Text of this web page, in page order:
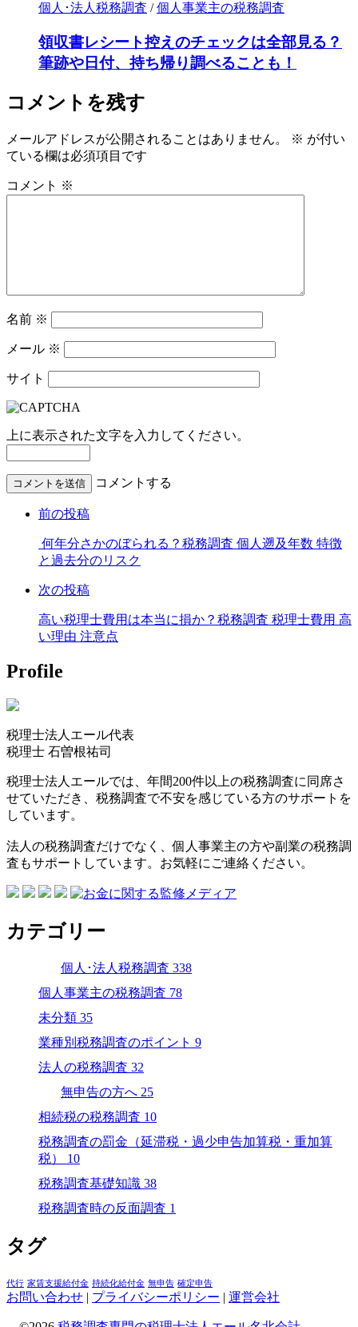
個人･法人税務調査 /個人事業主の税務調査
領収書レシート控えのチェックは全部見る？
筆跡や日付、持ち帰り調べることも！
コメントを残す
メールアドレスが公開されることはありません。 ※ が付い
ている欄は必須項目です
コメント ※
名前 ※
メール ※
サイト
上に表示された文字を入力してください。
コメントする
前の投稿
何年分さかのぼられる？税務調査 個人遡及年数 特徴
と過去分のリスク
次の投稿
高い税理士費用は本当に損か？税務調査 税理士費用 高
い理由 注意点
Profile
税理士法人エール代表
税理士 石曽根祐司
税理士法人エールでは、年間200件以上の税務調査に同席さ
せていただき、税務調査で不安を感じている方のサポートを
しています。
法人の税務調査だけでなく、個人事業主の方や副業の税務調
査もサポートしています。お気軽にご連絡ください。
カテゴリー
個人･法人税務調査 338
個人事業主の税務調査 78
未分類 35
業種別税務調査のポイント 9
法人の税務調査 32
無申告の方へ 25
相続税の税務調査 10
税務調査の罰金（延滞税・過少申告加算税・重加算
税） 10
税務調査基礎知識 38
税務調査時の反面調査 1
タグ
代行 家賃支援給付金 持続化給付金 無申告 確定申告
お問い合わせ | プライバシーポリシー | 運営会社